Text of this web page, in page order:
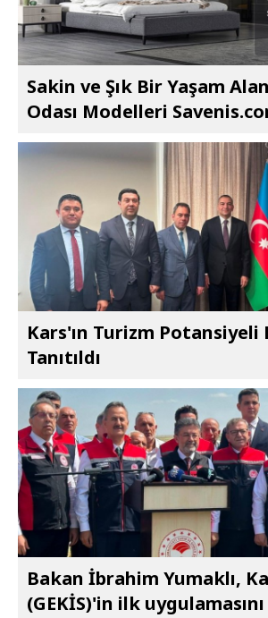
Sakin ve Şık Bir Yaşam
Odası Modelleri
Kars'ın Turizm Potansiyeli
Tanıtıldı
Bakan İbrahim Yumaklı,
(GEKİS)'in ilk